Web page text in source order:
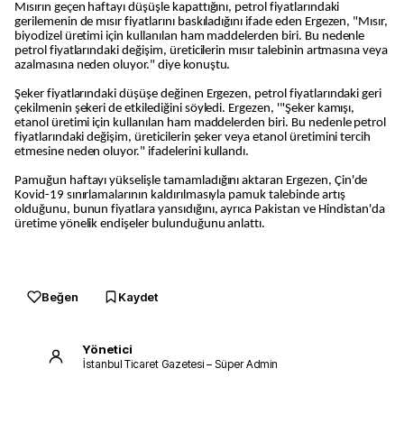
Mısırın geçen haftayı düşüşle kapattığını, petrol fiyatlarındaki
gerilemenin de mısır fiyatlarını baskıladığını ifade eden Ergezen, "Mısır,
biyodizel üretimi için kullanılan ham maddelerden biri. Bu nedenle
petrol fiyatlarındaki değişim, üreticilerin mısır talebinin artmasına veya
azalmasına neden oluyor." diye konuştu.
Şeker fiyatlarındaki düşüşe değinen Ergezen, petrol fiyatlarındaki geri
çekilmenin şekeri de etkilediğini söyledi. Ergezen, '"Şeker kamışı,
etanol üretimi için kullanılan ham maddelerden biri. Bu nedenle petrol
fiyatlarındaki değişim, üreticilerin şeker veya etanol üretimini tercih
etmesine neden oluyor." ifadelerini kullandı.
Pamuğun haftayı yükselişle tamamladığını aktaran Ergezen, Çin'de
Kovid-19 sınırlamalarının kaldırılmasıyla pamuk talebinde artış
olduğunu, bunun fiyatlara yansıdığını, ayrıca Pakistan ve Hindistan'da
üretime yönelik endişeler bulunduğunu anlattı.
Beğen Kaydet
Yönetici
İstanbul Ticaret Gazetesi – Süper Admin